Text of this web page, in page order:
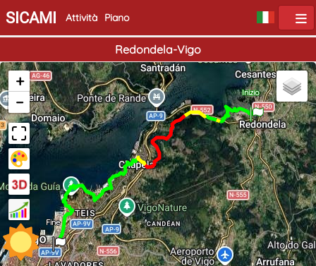
SICAMI Attività Piano
Redondela-Vigo
Inizio
Fine
+
−